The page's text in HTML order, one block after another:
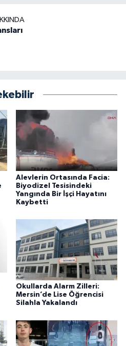
Alevlerin Ortasında Facia:
Biyodizel Tesisindeki
Yangında Bir İşçi Hayatını
Kaybetti
Okullarda Alarm Zilleri:
Mersin’de Lise Öğrencisi
Silahla Yakalandı